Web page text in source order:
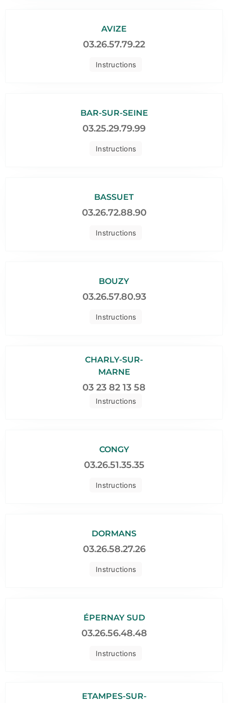
Instructions
AVIZE
03.26.57.79.22
Instructions
BAR-SUR-SEINE
03.25.29.79.99
Instructions
BASSUET
03.26.72.88.90
Instructions
BOUZY
03.26.57.80.93
Instructions
CHARLY-SUR-
MARNE
03 23 82 13 58
Instructions
CONGY
03.26.51.35.35
Instructions
DORMANS
03.26.58.27.26
Instructions
ÉPERNAY SUD
03.26.56.48.48
ETAMPES-SUR-